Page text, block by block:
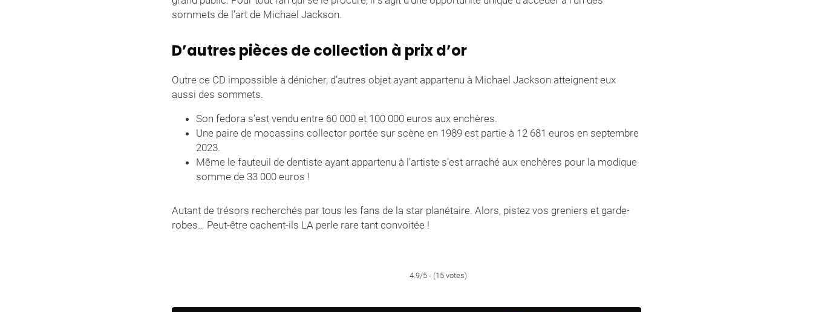
sommets de l’art de Michael Jackson.
D’autres pièces de collection à prix d’or
Outre ce CD impossible à dénicher, d’autres objet ayant appartenu à Michael Jackson atteignent eux
aussi des sommets.
Son fedora s’est vendu entre 60 000 et 100 000 euros aux enchères.
Une paire de mocassins collector portée sur scène en 1989 est partie à 12 681 euros en septembre
2023.
Même le fauteuil de dentiste ayant appartenu à l’artiste s’est arraché aux enchères pour la modique
somme de 33 000 euros !
Autant de trésors recherchés par tous les fans de la star planétaire. Alors, pistez vos greniers et garde-
robes… Peut-être cachent-ils LA perle rare tant convoitée !
4.9/5 - (15 votes)